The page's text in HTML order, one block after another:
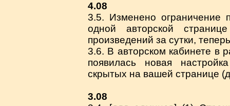
4.08
3.5. Изменено ограничение
одной авторской
произведений за сутки,
3.6. В авторском кабинете в
появилась новая
скрытых на вашей странице
3.08